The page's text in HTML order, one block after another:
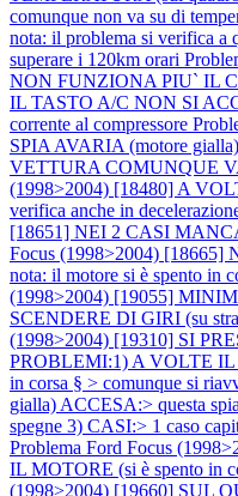
comunque non va su di
nota: il problema si verifica a
superare i 120km orari
NON FUNZIONA PIU` IL
IL TASTO A/C NON SI
corrente al compressore
SPIA AVARIA (motore
VETTURA COMUNQUE
(1998>2004) [18480] A
verifica anche in
[18651] NEI 2 CASI
Focus (1998>2004)
nota: il motore si è spento in
(1998>2004) [19055]
SCENDERE DI GIRI (su
(1998>2004) [19310] SI
PROBLEMI:1) A VOLTE IL
in corsa § > comunque si
gialla) ACCESA:> questa
spegne 3) CASI:> 1 caso
Problema Ford Focus
IL MOTORE (si è spento in
(1998>2004) [19660] SUL